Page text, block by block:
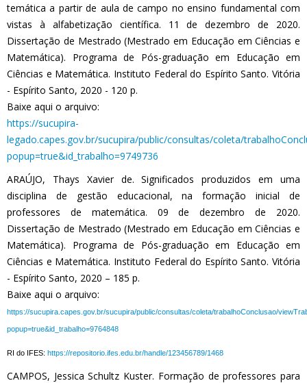
temática a partir de aula de campo no ensino fundamental com
vistas à alfabetização científica. 11 de dezembro de 2020.
Dissertação de Mestrado (Mestrado em Educação em Ciências e
Matemática). Programa de Pós-graduação em Educação em
Ciências e Matemática. Instituto Federal do Espírito Santo. Vitória
- Espírito Santo, 2020 - 120 p.
Baixe aqui o arquivo:
https://sucupira-
legado.capes.gov.br/sucupira/public/consultas/coleta/
popup=true&id_trabalho=9749736
ARAÚJO, Thays Xavier de. Significados produzidos em uma
disciplina de gestão educacional, na formação inicial de
professores de matemática. 09 de dezembro de 2020.
Dissertação de Mestrado (Mestrado em Educação em Ciências e
Matemática). Programa de Pós-graduação em Educação em
Ciências e Matemática. Instituto Federal do Espírito Santo. Vitória
- Espírito Santo, 2020 – 185 p.
Baixe aqui o arquivo:
https://sucupira.capes.gov.br/sucupira/public/consultas/coleta/trabalhoConclusao/
popup=true&id_trabalho=9764848
RI do IFES: https://repositorio.ifes.edu.br/handle/123456789/1468
CAMPOS, Jessica Schultz Kuster. Formação de professores para